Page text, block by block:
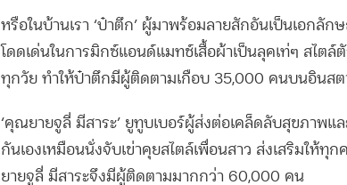
หรือในบ้านเรา ‘ป๋าตึก’ ผู้มาพร้อมลายสักอันเป็นเอกลั
โดดเด่นในการมิกซ์แอนด์แมทช์เสื้อผ้าเป็นลุคเท่ๆ สไตล์
ทุกวัย ทำให้ป๋าตึกมีผู้ติดตามเกือบ 35,000 คนบนอินสต
‘คุณยายจูลี่ มีสาระ’ ยูทูบเบอร์ผู้ส่งต่อเคล็ดลับสุขภาพแ
กันเองเหมือนนั่งจับเข่าคุยสไตล์เพื่อนสาว ส่งเสริมให้ทุ
ยายจูลี่ มีสาระจึงมีผู้ติดตามมากกว่า 60,000 คน